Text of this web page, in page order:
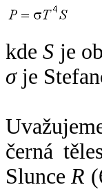
kdeS je
σje
černá
SlunceR